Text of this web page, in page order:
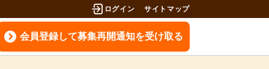
ログイン サイトマップ
会員登録して募集再開通知を受け取る